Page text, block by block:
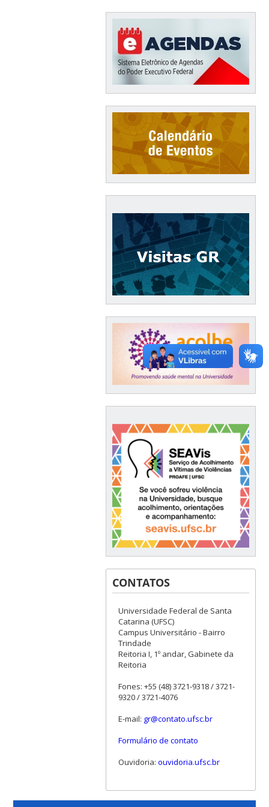
CONTATOS
Universidade Federal de Santa
Catarina (UFSC)
Campus Universitário - Bairro
Trindade
Reitoria I, 1º andar, Gabinete da
Reitoria
Fones: +55 (48) 3721-9318 / 3721-
9320 / 3721-4076
E-mail: gr@contato.ufsc.br
Formulário de contato
Ouvidoria: ouvidoria.ufsc.br